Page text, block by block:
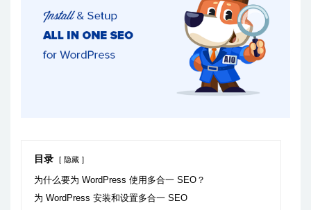
目录 隐藏
为什么要为 WordPress 使用多合一 SEO？
为 WordPress 安装和设置多合一 SEO